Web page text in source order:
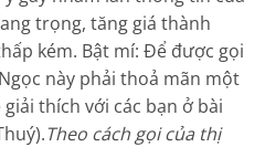
trọng, tăng giá thành
kém. Bật mí: Để được gọi
này phải thoả mãn một
thích với các bạn ở bài
Theo cách gọi của thị